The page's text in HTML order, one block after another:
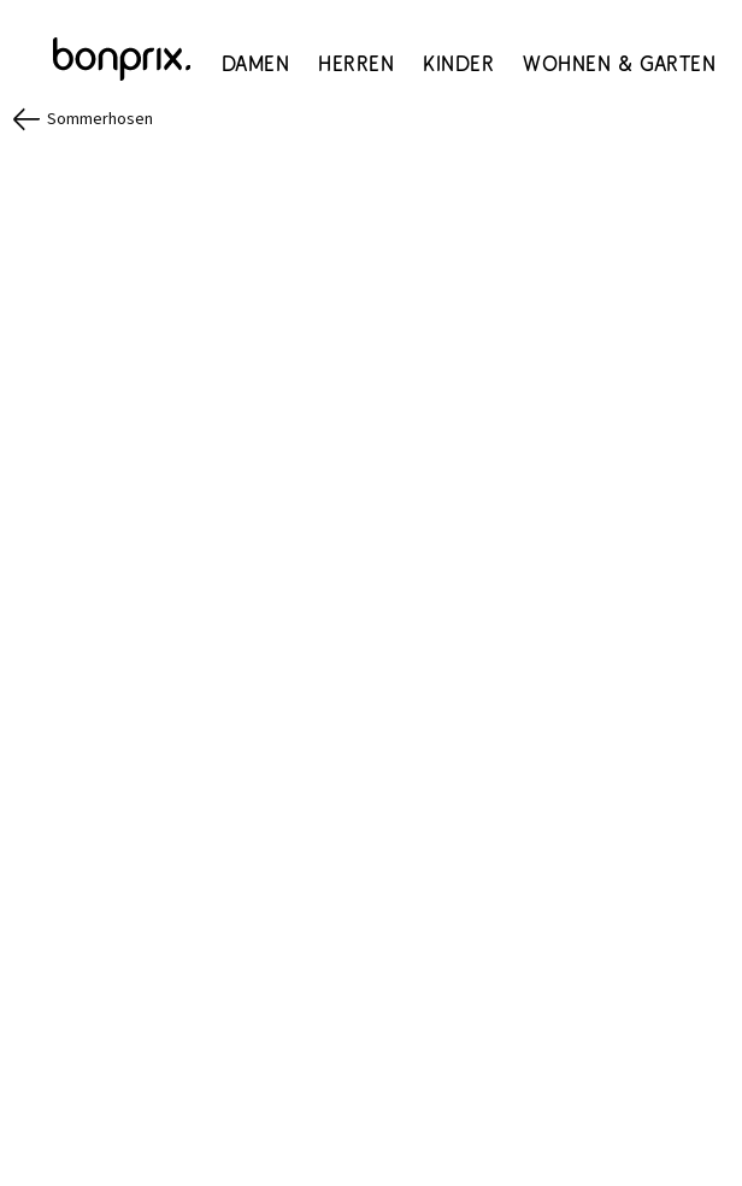
Damen Herren Kinder Wohnen & Garten
Sommerhosen